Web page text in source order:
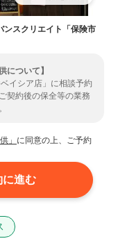
ンスクリエイト「保険市
について】
イシア店」に相談予約
契約後の保全等の業務
」 に同意の上、ご予約
に進む